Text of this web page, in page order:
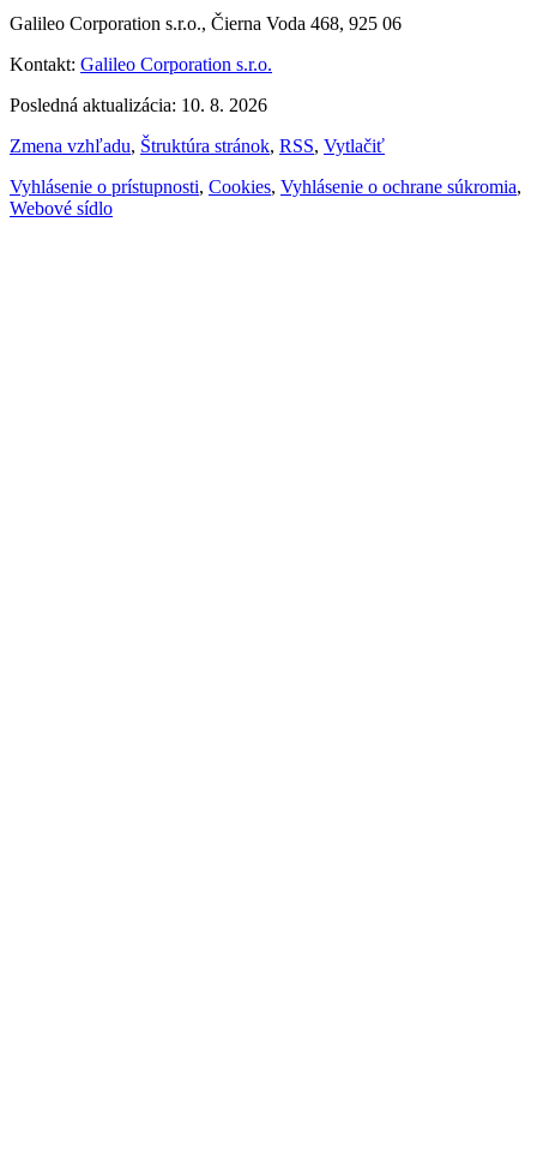
Galileo Corporation s.r.o., Čierna Voda 468, 925 06
Kontakt: Galileo Corporation s.r.o.
Posledná aktualizácia: 10. 8. 2026
Zmena vzhľadu, Štruktúra stránok, RSS, Vytlačiť
Vyhlásenie o prístupnosti, Cookies, Vyhlásenie o ochrane súkromia,
Webové sídlo